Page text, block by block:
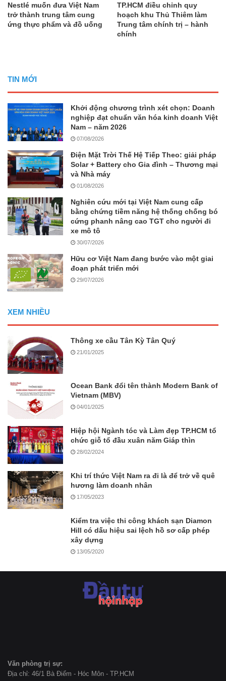
Nestlé muốn đưa Việt Nam
trở thành trung tâm cung
ứng thực phẩm và đồ uống
TP.HCM điều chỉnh quy
hoạch khu Thủ Thiêm làm
Trung tâm chính trị – hành
chính
TIN MỚI
Khởi động chương trình xét chọn: Doanh
nghiệp đạt chuẩn văn hóa kinh doanh Việt
Nam – năm 2026
07/08/2026
Điện Mặt Trời Thế Hệ Tiếp Theo: giải pháp
Solar + Battery cho Gia đình – Thương mại
và Nhà máy
01/08/2026
Nghiên cứu mới tại Việt Nam cung cấp
bằng chứng tiềm năng hệ thống chống bó
cứng phanh nâng cao TGT cho người đi
xe mô tô
30/07/2026
Hữu cơ Việt Nam đang bước vào một giai
đoạn phát triển mới
29/07/2026
XEM NHIỀU
Thông xe cầu Tân Kỳ Tân Quý
21/01/2025
Ocean Bank đổi tên thành Modern Bank of
Vietnam (MBV)
04/01/2025
Hiệp hội Ngành tóc và Làm đẹp TP.HCM tổ
chức giỗ tổ đầu xuân năm Giáp thìn
28/02/2024
Khi trí thức Việt Nam ra đi là để trở về quê
hương làm doanh nhân
17/05/2023
Kiểm tra việc thi công khách sạn Diamon
Hill có dấu hiệu sai lệch hồ sơ cấp phép
xây dựng
13/05/2020
Văn phòng trị sự:
Địa chỉ: 46/1 Bà Điểm - Hóc Môn - TP.HCM